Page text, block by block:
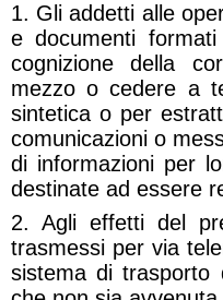
1. Gli addetti alle
e documenti
cognizione della
mezzo o cedere a
sintetica o per
comunicazioni o
di informazioni per
destinate ad essere
2. Agli effetti del
trasmessi per via
sistema di trasporto